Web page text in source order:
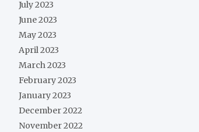
July 2023
June 2023
May 2023
April 2023
March 2023
February 2023
January 2023
December 2022
November 2022